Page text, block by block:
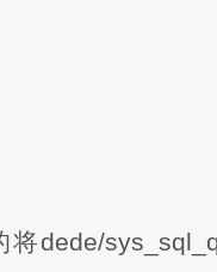
dede/